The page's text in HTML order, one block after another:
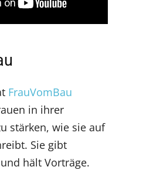
FrauVomBau
in ihrer
stärken, wie sie auf
Sie gibt
hält Vorträge.